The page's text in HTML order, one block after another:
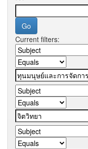
Current filters: